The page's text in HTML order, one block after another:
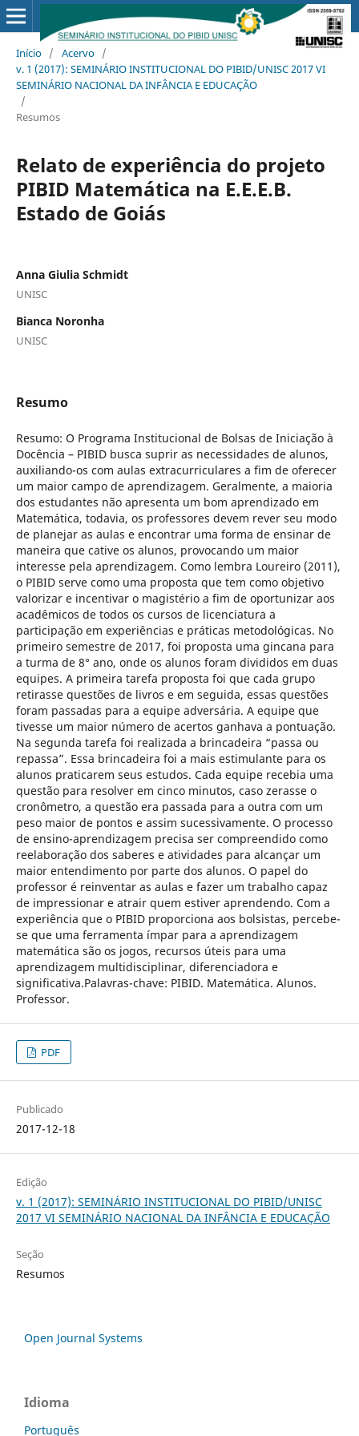
Início / Acervo /
v. 1 (2017): SEMINÁRIO INSTITUCIONAL DO PIBID/UNISC 2017 VI
SEMINÁRIO NACIONAL DA INFÂNCIA E EDUCAÇÃO
/
Resumos
Relato de experiência do projeto
PIBID Matemática na E.E.E.B.
Estado de Goiás
Anna Giulia Schmidt
UNISC
Bianca Noronha
UNISC
Resumo
Resumo: O Programa Institucional de Bolsas de Iniciação à
Docência – PIBID busca suprir as necessidades de alunos,
auxiliando-os com aulas extracurriculares a fim de oferecer
um maior campo de aprendizagem. Geralmente, a maioria
dos estudantes não apresenta um bom aprendizado em
Matemática, todavia, os professores devem rever seu modo
de planejar as aulas e encontrar uma forma de ensinar de
maneira que cative os alunos, provocando um maior
interesse pela aprendizagem. Como lembra Loureiro (2011),
o PIBID serve como uma proposta que tem como objetivo
valorizar e incentivar o magistério a fim de oportunizar aos
acadêmicos de todos os cursos de licenciatura a
participação em experiências e práticas metodológicas. No
primeiro semestre de 2017, foi proposta uma gincana para
a turma de 8° ano, onde os alunos foram divididos em duas
equipes. A primeira tarefa proposta foi que cada grupo
retirasse questões de livros e em seguida, essas questões
foram passadas para a equipe adversária. A equipe que
tivesse um maior número de acertos ganhava a pontuação.
Na segunda tarefa foi realizada a brincadeira “passa ou
repassa”. Essa brincadeira foi a mais estimulante para os
alunos praticarem seus estudos. Cada equipe recebia uma
questão para resolver em cinco minutos, caso zerasse o
cronômetro, a questão era passada para a outra com um
peso maior de pontos e assim sucessivamente. O processo
de ensino-aprendizagem precisa ser compreendido como
reelaboração dos saberes e atividades para alcançar um
maior entendimento por parte dos alunos. O papel do
professor é reinventar as aulas e fazer um trabalho capaz
de impressionar e atrair quem estiver aprendendo. Com a
experiência que o PIBID proporciona aos bolsistas, percebe-
se que uma ferramenta ímpar para a aprendizagem
matemática são os jogos, recursos úteis para uma
aprendizagem multidisciplinar, diferenciadora e
significativa.Palavras-chave: PIBID. Matemática. Alunos.
Professor.
PDF
Publicado
2017-12-18
Edição
v. 1 (2017): SEMINÁRIO INSTITUCIONAL DO PIBID/UNISC
2017 VI SEMINÁRIO NACIONAL DA INFÂNCIA E EDUCAÇÃO
Seção
Resumos
Open Journal Systems
Idioma
Português